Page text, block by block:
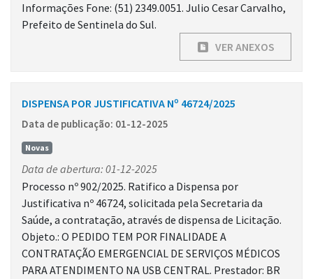
Informações Fone: (51) 2349.0051. Julio Cesar Carvalho,
Prefeito de Sentinela do Sul.
VER ANEXOS
DISPENSA POR JUSTIFICATIVA Nº 46724/2025
Data de publicação: 01-12-2025
Novas
Data de abertura: 01-12-2025
Processo nº 902/2025. Ratifico a Dispensa por
Justificativa nº 46724, solicitada pela Secretaria da
Saúde, a contratação, através de dispensa de Licitação.
Objeto.: O PEDIDO TEM POR FINALIDADE A
CONTRATAÇÃO EMERGENCIAL DE SERVIÇOS MÉDICOS
PARA ATENDIMENTO NA USB CENTRAL. Prestador: BR